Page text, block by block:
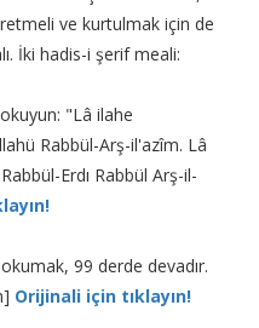
ve kurtulmak için de
İki hadis-i şerif meali:
okuyun: "Lâ ilahe
Rabbül-Arş-il'azîm. Lâ
Erdı Rabbül Arş-il-
99 derde devadır.
Orijinali için tıklayın!